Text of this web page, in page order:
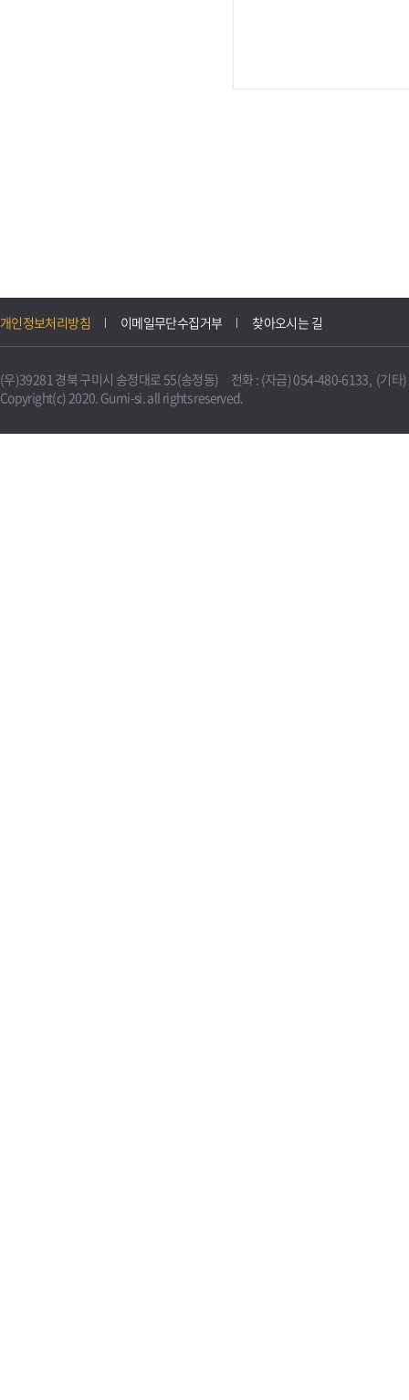
개인정보처리방침 이메일무단수집거부 찾아오시는 길
(우)39281 경북 구미시 송정대로 55(송정동) 전화 : (자금) 054-480-6133, (기타
Copyright(c) 2020. Gumi-si. all rights reserved.